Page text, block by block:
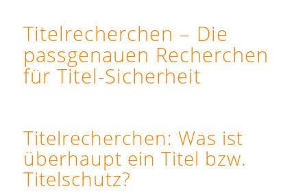
Titelrecherchen – Die
passgenauen Recherchen
für Titel-Sicherheit
Titelrecherchen: Was ist
überhaupt ein Titel bzw.
Titelschutz?